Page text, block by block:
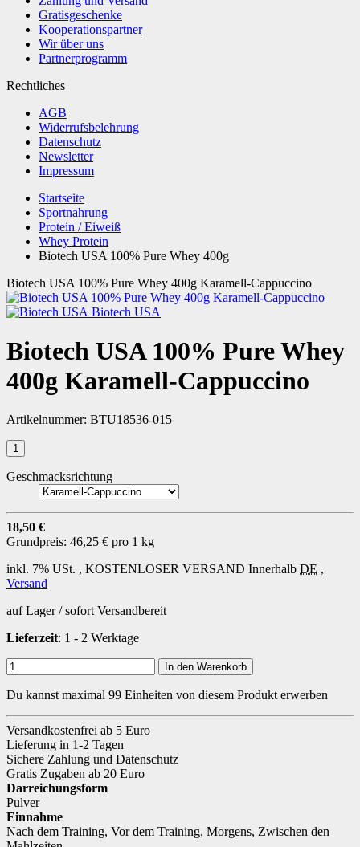
Gratisgeschenke
Kooperationspartner
Wir über uns
Partnerprogramm
Rechtliches
AGB
Widerrufsbelehrung
Datenschutz
Newsletter
Impressum
Startseite
Sportnahrung
Protein / Eiweiß
Whey Protein
Biotech USA 100% Pure Whey 400g
Biotech USA 100% Pure Whey 400g Karamell-Cappuccino
Biotech USA
Biotech USA 100% Pure Whey
400g Karamell-Cappuccino
Artikelnummer: BTU18536-015
Geschmacksrichtung
18,50 €
Grundpreis: 46,25 € pro 1 kg
inkl. 7% USt. , KOSTENLOSER VERSAND Innerhalb DE ,
Versand
auf Lager / sofort Versandbereit
Lieferzeit: 1 - 2 Werktage
In den Warenkorb
Du kannst maximal 99 Einheiten von diesem Produkt erwerben
Versandkostenfrei ab 5 Euro
Lieferung in 1-2 Tagen
Sichere Zahlung und Datenschutz
Gratis Zugaben ab 20 Euro
Darreichungsform
Pulver
Einnahme
Nach dem Training, Vor dem Training, Morgens, Zwischen den